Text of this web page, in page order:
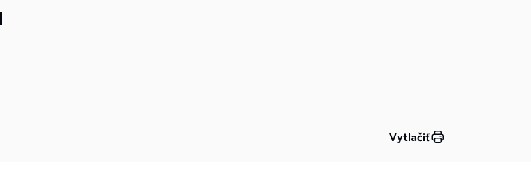
Vytlačiť